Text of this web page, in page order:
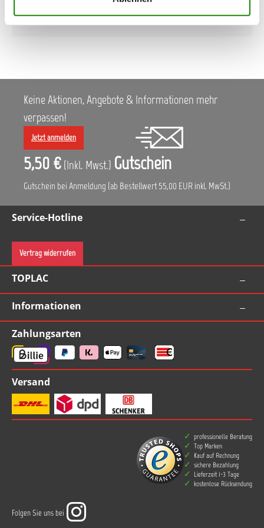
141,49 €*
Keine Aktionen, Angebote & Informationen mehr
verpassen!
Jetzt anmelden
5,50 € (Inkl. Mwst.) Gutschein
Gutschein bei Anmeldung (ab Bestellwert 55,00 EUR inkl. MwSt.)
Service-Hotline
Vertrag widerrufen
TOPLAC
Informationen
Zahlungsarten
Versand
professionelle Beratung
Top Marken
Kauf auf Rechnung
sichere Bezahlung
Lieferzeit 1-3 Tage
kostenlose Rücksendung
Folgen Sie uns bei